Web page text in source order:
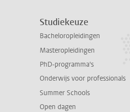
Studiekeuze
Bacheloropleidingen
Masteropleidingen
PhD-programma's
Onderwijs voor professionals
Summer Schools
Open dagen